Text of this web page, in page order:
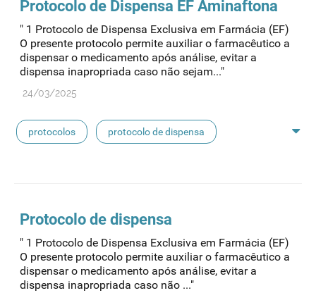
Protocolo de Dispensa EF Aminaftona
" 1 Protocolo de Dispensa Exclusiva em Farmácia (EF)
O presente protocolo permite auxiliar o farmacêutico a
dispensar o medicamento após análise, evitar a
dispensa inapropriada caso não sejam..."
24/03/2025
protocolos protocolo de dispensa
Protocolo de dispensa
" 1 Protocolo de Dispensa Exclusiva em Farmácia (EF)
O presente protocolo permite auxiliar o farmacêutico a
dispensar o medicamento após análise, evitar a
dispensa inapropriada caso não ..."